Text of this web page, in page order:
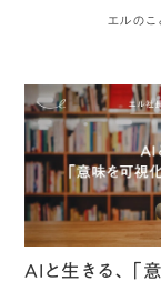
エルの
AIと生きる、「